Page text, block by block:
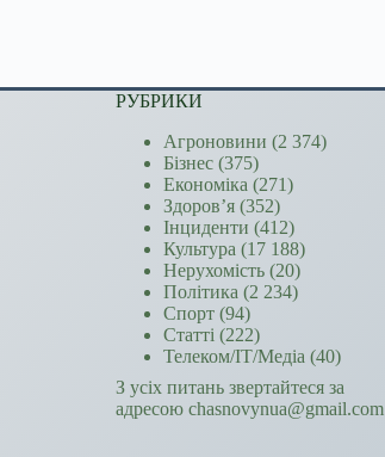
РУБРИКИ
Агроновини (2 374)
Бізнес (375)
Економіка (271)
Здоров’я (352)
Інциденти (412)
Культура (17 188)
Нерухомість (20)
Політика (2 234)
Спорт (94)
Статті (222)
Телеком/ІТ/Медіа (40)
З усіх питань звертайтеся за
адресою chasnovynua@gmail.com